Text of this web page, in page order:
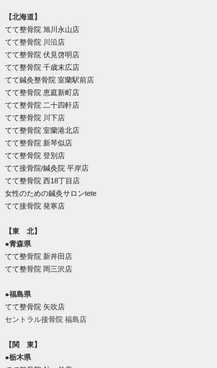
【北海道】
てて整骨院 旭川永山店
てて整骨院 川沿店
てて整骨院 伏見啓明店
てて整骨院 千歳末広店
てて鍼灸整骨院 室蘭駅前店
てて整骨院 恵庭新町店
てて整骨院 二十四軒店
てて整骨院 川下店
てて整骨院 室蘭港北店
てて整骨院 新琴似店
てて整骨院 登別店
てて接骨院/鍼灸院 平岸店
てて整骨院 西18丁目店
女性のための鍼灸サロンtete
てて接骨院 発寒店
【東 北】
●青森県
てて整骨院 新井田店
てて整骨院 岡三沢店
●福島県
てて整骨院 矢吹店
セントラル接骨院 福島店
【関 東】
●栃木県